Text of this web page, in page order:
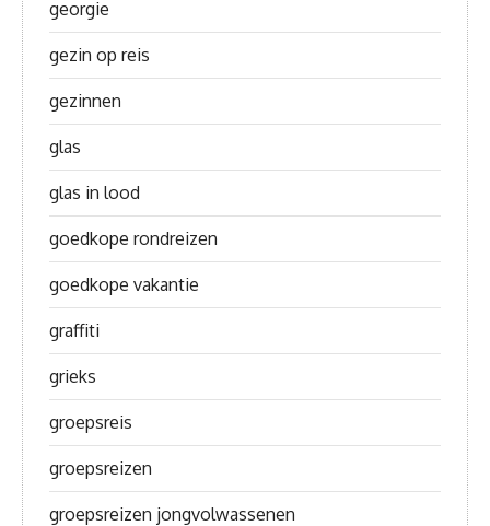
georgie
gezin op reis
gezinnen
glas
glas in lood
goedkope rondreizen
goedkope vakantie
graffiti
grieks
groepsreis
groepsreizen
groepsreizen jongvolwassenen